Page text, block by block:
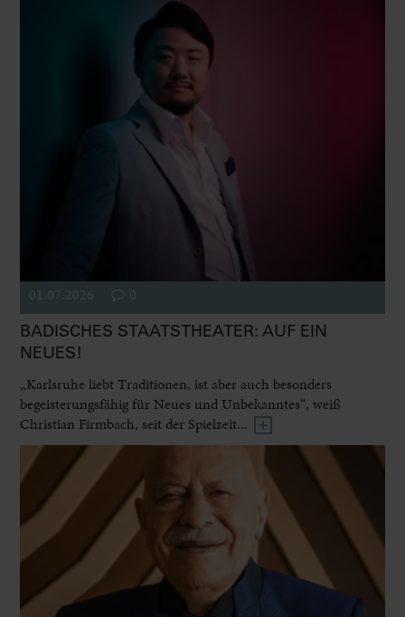
01.07.2026 0
BADISCHES STAATSTHEATER: AUF EIN
NEUES!
„Karlsruhe liebt Traditionen, ist aber auch besonders
begeisterungsfähig für Neues und Unbekanntes“, weiß
Christian Firmbach, seit der Spielzeit...